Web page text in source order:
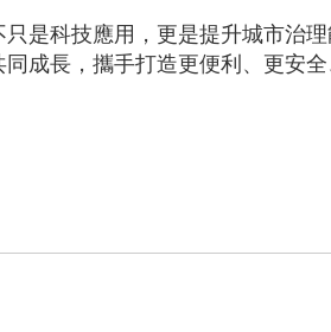
是科技應用，更是提升城市治
成長，攜手打造更便利、更安